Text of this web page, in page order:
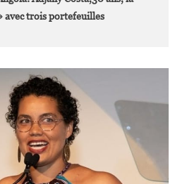
avec trois portefeuilles